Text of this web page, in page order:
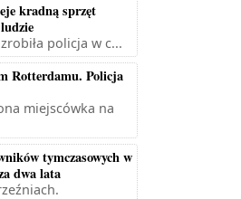
kradną sprzęt
policja w c...
Rotterdamu. Policja
miejscówka na
tymczasowych w
dwa lata